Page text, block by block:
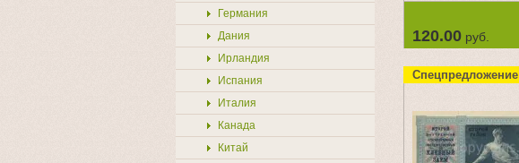
Германия
Дания
Ирландия
Испания
Италия
Канада
Китай
120.00 руб.
Спецпредложение